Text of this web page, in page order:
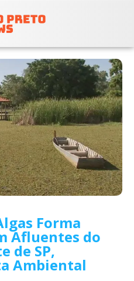
Forma
Afluentes do
de SP,
Ambiental